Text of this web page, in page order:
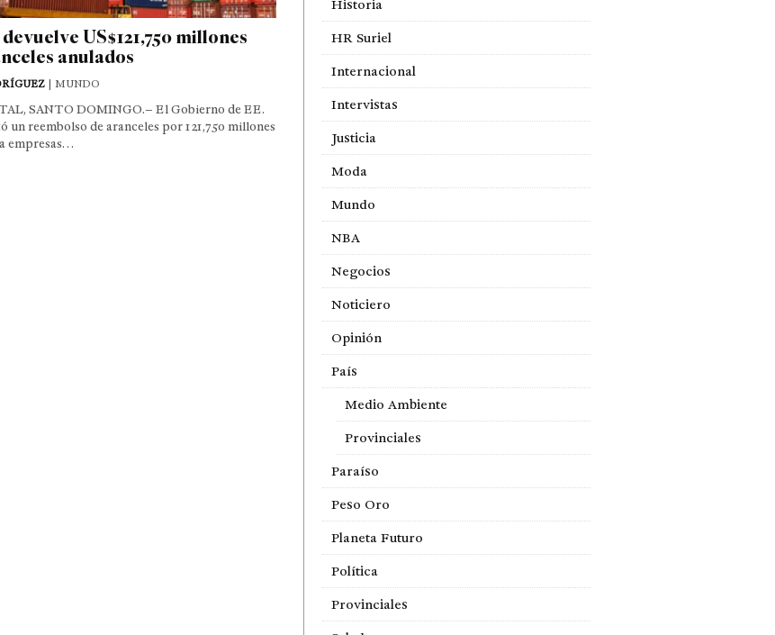
US$121,750 millones
anulados
| MUNDO
SANTO DOMINGO.– El Gobierno de EE.
un reembolso de aranceles por 121,750 millones
empresas…
Historia
HR Suriel
Internacional
Intervistas
Justicia
Moda
Mundo
NBA
Negocios
Noticiero
Opinión
País
Medio Ambiente
Provinciales
Paraíso
Peso Oro
Planeta Futuro
Política
Provinciales